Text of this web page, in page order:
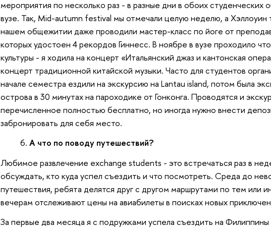
мероприятия по несколько раз - в разные дни в обоих студенческих
вузе. Так, Mid-autumn festival мы отмечали целую неделю, а Хэллоуин
нашем общежитии даже проводили мастер-класс по йоге от
которых удостоен 4 рекордов Гиннесс. В ноябре в вузе проходило
культуры - я ходила на концерт «Итальянский джаз и кантонская
концерт традиционной китайской музыки. Часто для студентов
начале семестра ездили на экскурсию на Lantau island, потом была
острова в 30 минутах на пароходике от Гонконга. Проводятся и
перечисленное полностью бесплатно, но иногда нужно внести
забронировать для себя место.
А что по поводу путешествий?
Любимое развлечение exchange students - это встречаться раз в
обсуждать, кто куда успел съездить и что посмотреть. Среда до
путешествия, ребята делятся друг с другом маршрутами по тем или
вечерам отслеживают цены на авиабилеты в поисках новых
За первые два месяца я с подружками успела съездить на Филиппины